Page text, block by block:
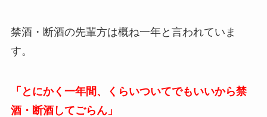
禁酒・断酒の先輩方は概ね一年と言われていま
す。
「とにかく一年間、くらいついてでもいいから禁
酒・断酒してごらん」